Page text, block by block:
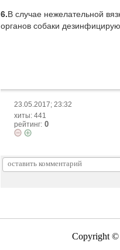
6. В случае нежелательной
органов собаки
23.05.2017; 23:32
хиты: 441
рейтинг: 0
Copyright ©